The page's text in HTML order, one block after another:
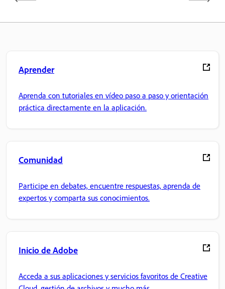
Aprender
Aprenda con tutoriales en vídeo paso a paso y orientación
práctica directamente en la aplicación.
Comunidad
Participe en debates, encuentre respuestas, aprenda de
expertos y comparta sus conocimientos.
Inicio de Adobe
Acceda a sus aplicaciones y servicios favoritos de Creative